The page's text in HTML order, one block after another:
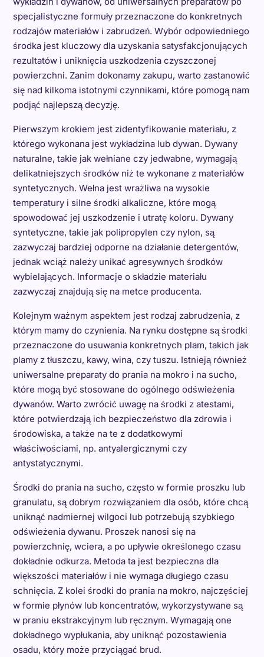
specjalistyczne formuły przeznaczone do konkretnych
rodzajów materiałów i zabrudzeń. Wybór odpowiedniego
środka jest kluczowy dla uzyskania satysfakcjonujących
rezultatów i uniknięcia uszkodzenia czyszczonej
powierzchni. Zanim dokonamy zakupu, warto zastanowić
się nad kilkoma istotnymi czynnikami, które pomogą nam
podjąć najlepszą decyzję.
Pierwszym krokiem jest zidentyfikowanie materiału, z
którego wykonana jest wykładzina lub dywan. Dywany
naturalne, takie jak wełniane czy jedwabne, wymagają
delikatniejszych środków niż te wykonane z materiałów
syntetycznych. Wełna jest wrażliwa na wysokie
temperatury i silne środki alkaliczne, które mogą
spowodować jej uszkodzenie i utratę koloru. Dywany
syntetyczne, takie jak polipropylen czy nylon, są
zazwyczaj bardziej odporne na działanie detergentów,
jednak wciąż należy unikać agresywnych środków
wybielających. Informacje o składzie materiału
zazwyczaj znajdują się na metce producenta.
Kolejnym ważnym aspektem jest rodzaj zabrudzenia, z
którym mamy do czynienia. Na rynku dostępne są środki
przeznaczone do usuwania konkretnych plam, takich jak
plamy z tłuszczu, kawy, wina, czy tuszu. Istnieją również
uniwersalne preparaty do prania na mokro i na sucho,
które mogą być stosowane do ogólnego odświeżenia
dywanów. Warto zwrócić uwagę na środki z atestami,
które potwierdzają ich bezpieczeństwo dla zdrowia i
środowiska, a także na te z dodatkowymi
właściwościami, np. antyalergicznymi czy
antystatycznymi.
Środki do prania na sucho, często w formie proszku lub
granulatu, są dobrym rozwiązaniem dla osób, które chcą
uniknąć nadmiernej wilgoci lub potrzebują szybkiego
odświeżenia dywanu. Proszek nanosi się na
powierzchnię, wciera, a po upływie określonego czasu
dokładnie odkurza. Metoda ta jest bezpieczna dla
większości materiałów i nie wymaga długiego czasu
schnięcia. Z kolei środki do prania na mokro, najczęściej
w formie płynów lub koncentratów, wykorzystywane są
w praniu ekstrakcyjnym lub ręcznym. Wymagają one
dokładnego wypłukania, aby uniknąć pozostawienia
osadu, który może przyciągać brud.